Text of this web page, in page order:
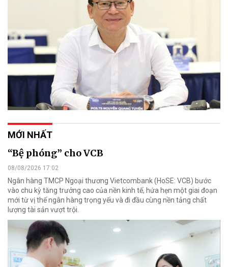
MỚI NHẤT
“Bệ phóng” cho VCB
08/08/2026 17:02
Ngân hàng TMCP Ngoại thương Vietcombank (HoSE: VCB) bước
vào chu kỳ tăng trưởng cao của nền kinh tế, hứa hẹn một giai đoạn
mới từ vị thế ngân hàng trọng yếu và đi đầu cùng nền tảng chất
lượng tài sản vượt trội.